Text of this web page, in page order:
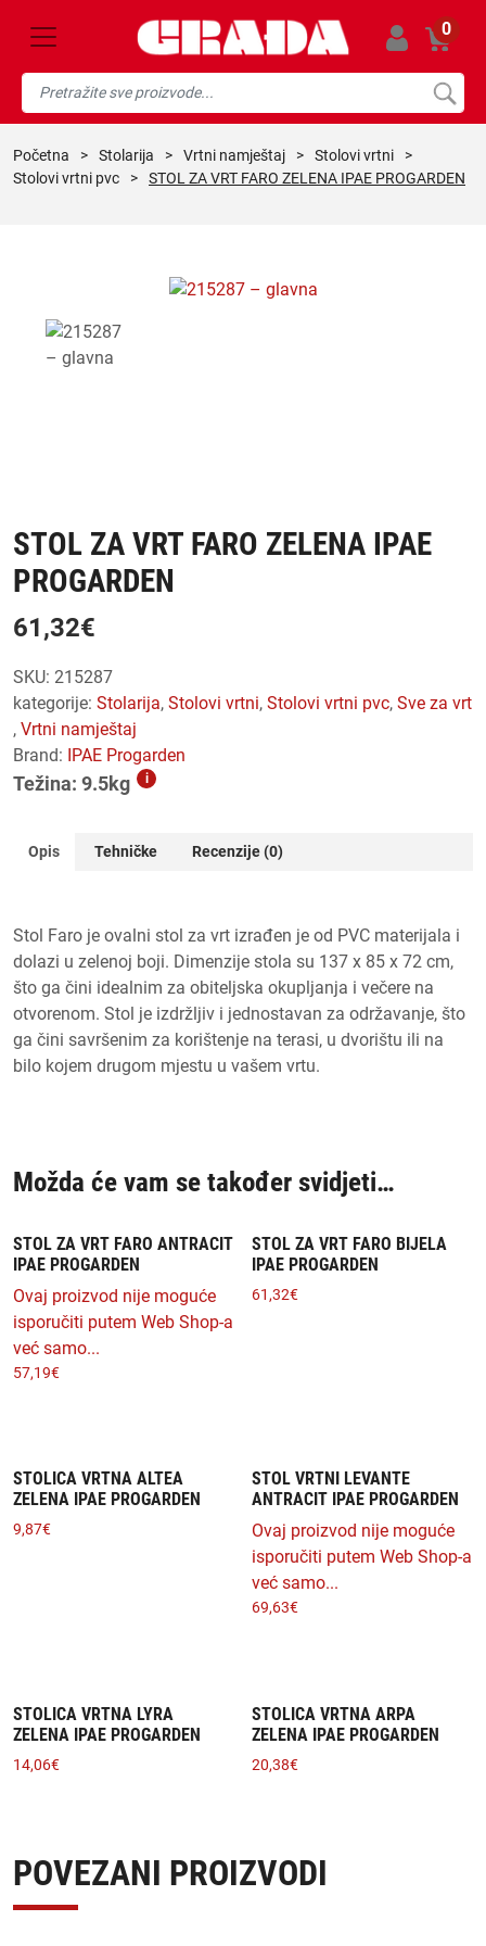
0
početna > stolarija > vrtni namještaj > stolovi vrtni
>
stolovi vrtni pvc
> STOL ZA VRT FARO ZELENA IPAE PROGARDEN
STOL ZA VRT FARO ZELENA IPAE
PROGARDEN
61,32€
SKU: 215287
kategorije:
stolarija, stolovi vrtni, stolovi vrtni pvc,
sve za vrt
,
vrtni namještaj
Brand: IPAE Progarden
Težina: 9.5kg i
Opis Tehničke Recenzije (0)
Stol Faro je ovalni stol za vrt izrađen je od PVC materijala i
dolazi u zelenoj boji. Dimenzije stola su 137 x 85 x 72 cm,
što ga čini idealnim za obiteljska okupljanja i večere na
otvorenom. Stol je izdržljiv i jednostavan za održavanje, što
ga čini savršenim za korištenje na terasi, u dvorištu ili na
bilo kojem drugom mjestu u vašem vrtu.
Možda će vam se također svidjeti…
STOL ZA VRT FARO ANTRACIT
IPAE PROGARDEN
Ovaj proizvod nije moguće
isporučiti putem Web Shop-a
već samo...
57,19€
STOL ZA VRT FARO BIJELA
IPAE PROGARDEN
61,32€
STOLICA VRTNA ALTEA
ZELENA IPAE PROGARDEN
9,87€
STOL VRTNI LEVANTE
ANTRACIT IPAE PROGARDEN
Ovaj proizvod nije moguće
isporučiti putem Web Shop-a
već samo...
69,63€
STOLICA VRTNA LYRA
ZELENA IPAE PROGARDEN
14,06€
STOLICA VRTNA ARPA
ZELENA IPAE PROGARDEN
20,38€
POVEZANI PROIZVODI